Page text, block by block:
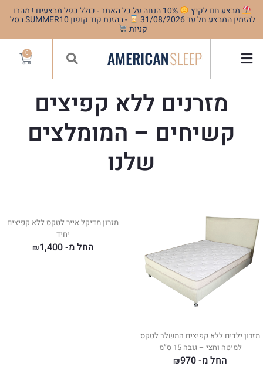
מבצע חם לקיץ 10% הנחה על כל האתר - כולל כפל מבצעים ! מהרו
להזמין המבצע חל עד 31/08/2026 - בהזנת קוד קופון SUMMER10 בסל
קניות
0
מזרנים ללא קפיצים
קשיחים – המומלצים
שלנו
מזרון ילדים ללא קפיצים המשלב לטקס
למיטה וחצי – גובה 15 ס”מ
החל מ- ₪970
מזרון מדיקל אייר לטקס ללא קפיצים
יחיד
החל מ- ₪1,400